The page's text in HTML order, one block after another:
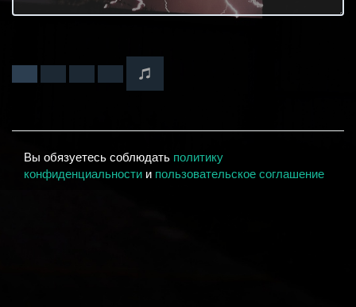
Вы обязуетесь соблюдать политику
конфиденциальности и пользовательское соглашение